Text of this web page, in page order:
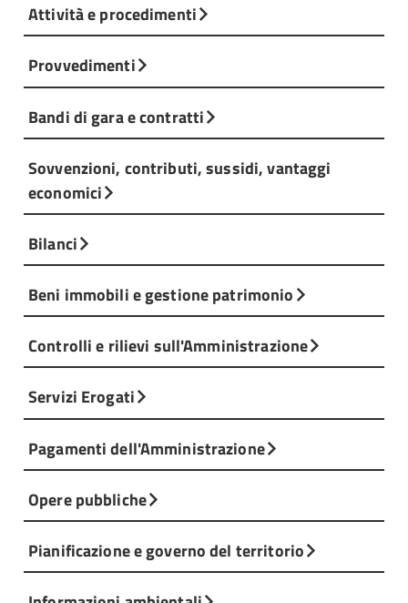
Attività e procedimenti
Provvedimenti
Bandi di gara e contratti
Sovvenzioni, contributi, sussidi, vantaggi
economici
Bilanci
Beni immobili e gestione patrimonio
Controlli e rilievi sull'Amministrazione
Servizi Erogati
Pagamenti dell'Amministrazione
Opere pubbliche
Pianificazione e governo del territorio